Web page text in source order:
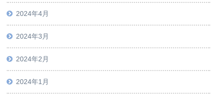
2024年4月
2024年3月
2024年2月
2024年1月